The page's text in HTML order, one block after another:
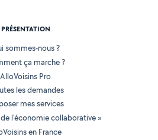
PRÉSENTATION
sommes-nous ?
ça marche ?
AlloVoisins Pro
les demandes
mes services
l'économie collaborative »
en France